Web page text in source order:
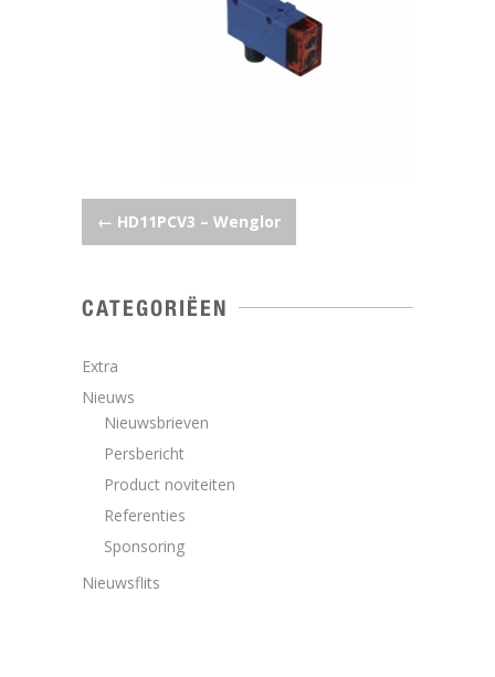
POST NAVIGATION
← HD11PCV3 – Wenglor
CATEGORIËEN
Extra
Nieuws
Nieuwsbrieven
Persbericht
Product noviteiten
Referenties
Sponsoring
Nieuwsflits